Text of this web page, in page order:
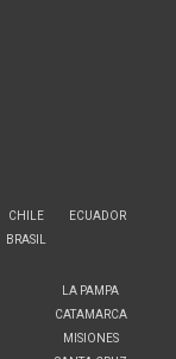
CHILE
BRASIL
ECUADOR
LA PAMPA
CATAMARCA
MISIONES